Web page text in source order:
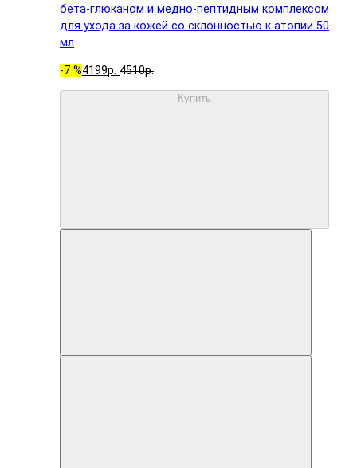
бета-глюканом и медно-пептидным комплексом
для ухода за кожей со склонностью к атопии 50
мл
-7 %4199р. 4510р.
Купить